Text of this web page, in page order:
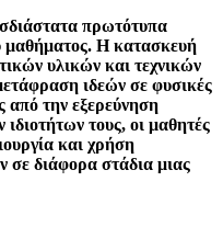
πρωτότυπα
μαθήματος. Η κατασκευή
υλικών και τεχνικών
ιδεών σε φυσικές
από την εξερεύνηση
τους, οι μαθητές
και χρήση
σε διάφορα στάδια μιας